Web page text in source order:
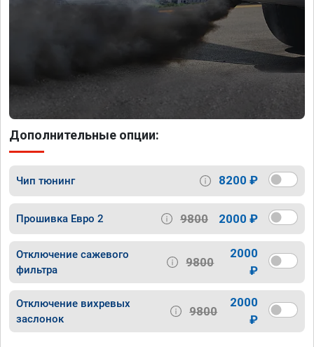
Дополнительные опции:
Чип тюнинг 8200 ₽
Прошивка Евро 2 9800 2000 ₽
Отключение сажевого
фильтра
9800
2000
₽
Отключение вихревых
заслонок
9800
2000
₽